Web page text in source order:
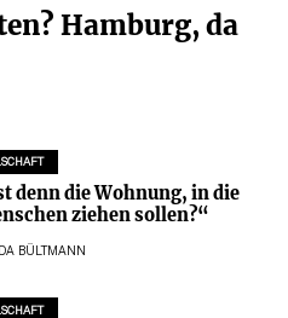
Hamburg, da
denn die Wohnung, in die
ziehen sollen?“
BÜLTMANN